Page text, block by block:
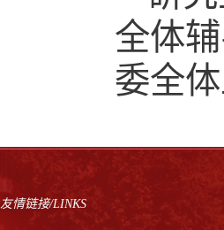
全体
委全
友情链接/LINKS